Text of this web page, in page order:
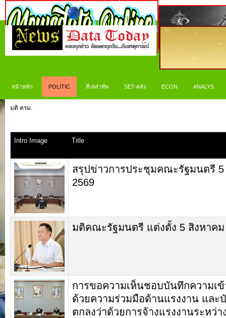
หน้าหลัก POLITIC สี่เหล่าทัพ SET-คลัง ECON ANALYS
มติ ครม.
Intro Image Title
สรุปข่าวการประชุมคณะรัฐมนตรี
2569
มติคณะรัฐมนตรี แต่งตั้ง 5 สิงหาคม
การขอความเห็นชอบบันทึกความเข้
ด้วยความร่วมมือด้านแรงงาน และ
ตกลงว่าด้วยการจ้างแรงงานระหว่า